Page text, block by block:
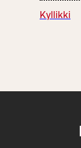
Kyllikki